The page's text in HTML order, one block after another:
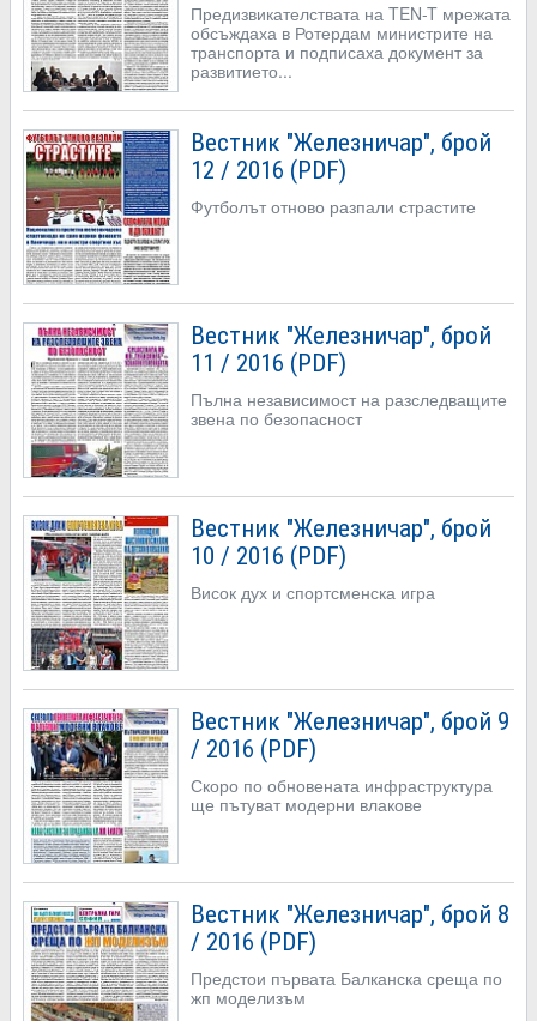
Предизвикателствата на TEN-T мрежата
обсъждаха в Ротердам министрите на
транспорта и подписаха документ за
развитието...
Вестник "Железничар", брой
12 / 2016 (PDF)
Футболът отново разпали страстите
Вестник "Железничар", брой
11 / 2016 (PDF)
Пълна независимост на разследващите
звена по безопасност
Вестник "Железничар", брой
10 / 2016 (PDF)
Висок дух и спортсменска игра
Вестник "Железничар", брой 9
/ 2016 (PDF)
Скоро по обновената инфраструктура
ще пътуват модерни влакове
Вестник "Железничар", брой 8
/ 2016 (PDF)
Предстои първата Балканска среща по
жп моделизъм